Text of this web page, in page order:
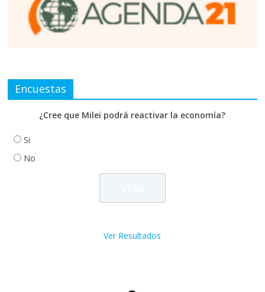
Encuestas
¿Cree que Milei podrá reactivar la economía?
Si
No
Ver Resultados